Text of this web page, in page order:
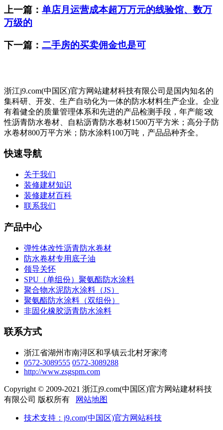
上一篇： 单店月运营成本超万万元的线验馆、数万
万级的
下一篇： 二手房的买卖佣金也是可
浙江j9.com(中国区)官方网站建材科技有限公司是国内知名的
集科研、开发、生产自动化为一体的防水材料生产企业。企业
有着健全的质量管理体系和先进的产品检测手段，年产能∶改
性沥青防水卷材、自粘沥青防水卷材1500万平方米；高分子防
水卷材800万平方米；防水涂料100万吨，产品品种齐全。
快速导航
关于我们
装修建材知识
装修建材百科
联系我们
产品中心
弹性体改性沥青防水卷材
防水卷材专用底子油
领导关怀
SPU（单组份）聚氨酯防水涂料
聚合物水泥防水涂料（JS）
聚氨酯防水涂料（双组份）
非固化橡胶沥青防水涂料
联系方式
浙江省湖州市南浔区和孚镇云北村牙家湾
0572-3089555 0572-3089288
http://www.zsgspm.com
Copyright © 2009-2021 浙江j9.com(中国区)官方网站建材科技
有限公司 版权所有
网站地图
技术支持：j9.com(中国区)官方网站科技